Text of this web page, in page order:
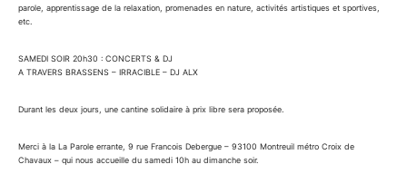
parole, apprentissage de la relaxation, promenades en nature, activités artistiques et sportives,
etc.
SAMEDI SOIR 20h30 : CONCERTS & DJ
A TRAVERS BRASSENS – IRRACIBLE – DJ ALX
Durant les deux jours, une cantine solidaire à prix libre sera proposée.
Merci à la La Parole errante, 9 rue Francois Debergue – 93100 Montreuil métro Croix de
Chavaux – qui nous accueille du samedi 10h au dimanche soir.